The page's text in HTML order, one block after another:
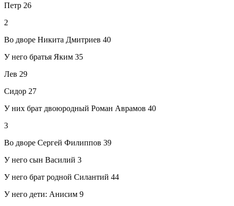
Петр 26
2
Во дворе Никита Дмитриев 40
У него братья Яким 35
Лев 29
Сидор 27
У них брат двоюродный Роман Аврамов 40
3
Во дворе Сергей Филиппов 39
У него сын Василий 3
У него брат родной Силантий 44
У него дети: Анисим 9